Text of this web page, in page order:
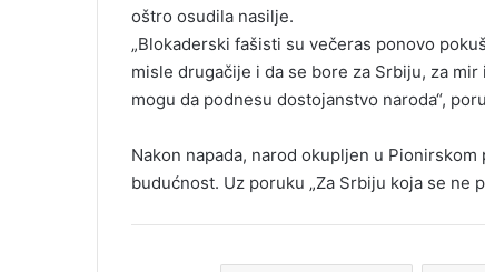
oštro osudila nasilje.
„Blokaderski fašisti su večeras ponovo
misle drugačije i da se bore za Srbiju, za
mogu da podnesu dostojanstvo naroda“,
Nakon napada, narod okupljen u
budućnost. Uz poruku „Za Srbiju koja se ne